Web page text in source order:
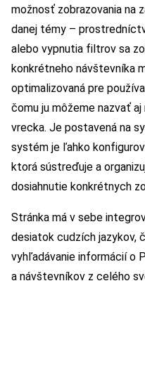
možnosť zobrazovania na
danej témy –
alebo vypnutia filtrov sa
konkrétneho návštevníka
optimalizovaná pre
čomu ju môžeme nazvať
vrecka. Je postavená na
systém je ľahko
ktorá sústreďuje a
dosiahnutie konkrétnych
Stránka má v sebe
desiatok cudzích jazykov,
vyhľadávanie informácií o
a návštevníkov z celého